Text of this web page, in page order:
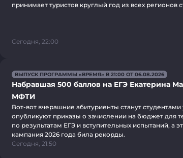
принимает туристов круглый год из всех регионов
Сегодня, 22:00
ВЫПУСК ПРОГРАММЫ «ВРЕМЯ» В 21:00 ОТ 06.08.2026
Набравшая 500 баллов на ЕГЭ Екатерина
МФТИ
Вот-вот вчерашние абитуриенты станут
опубликуют приказы о зачислении на бюджет для
по результатам ЕГЭ и вступительных испытаний, а
кампания 2026 года била рекорды.
Сегодня, 21:50